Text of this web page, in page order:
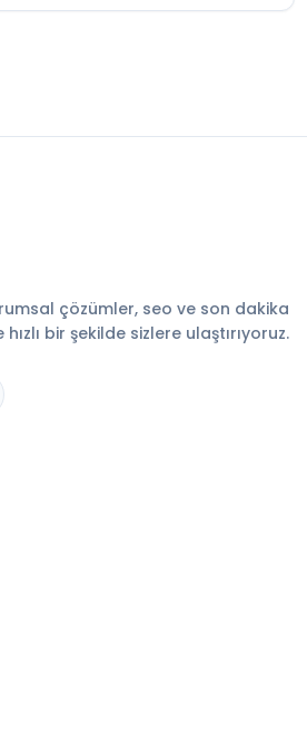
çözümler, seo ve son dakika
bir şekilde sizlere ulaştırıyoruz.